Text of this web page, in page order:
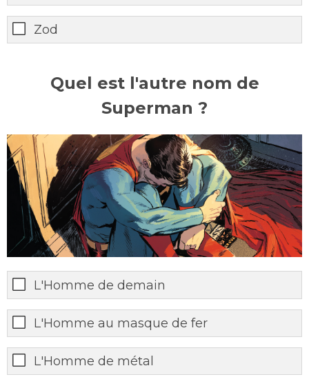
Zod
Quel est l'autre nom de
Superman ?
L'Homme de demain
L'Homme au masque de fer
L'Homme de métal